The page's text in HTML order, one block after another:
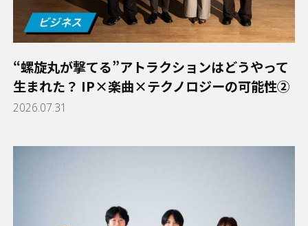
“螺旋丸が撃てる”アトラクションはどうやって
生まれた？ IP×楽曲×テクノロジーの可能性②
2026.07.31